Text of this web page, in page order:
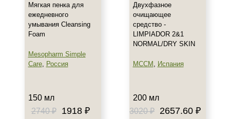
Мягкая пенка для
ежедневного
умывания Cleansing
Foam
Mesopharm Simple
Care, Россия
150 мл
2740 ₽
1918 ₽
Двухфазное
очищающее
средство -
LIMPIADOR 2&1
NORMAL/DRY SKIN
MCCM , Испания
200 мл
3020 ₽
2657.60 ₽